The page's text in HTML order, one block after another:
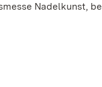
Nadelkunst,